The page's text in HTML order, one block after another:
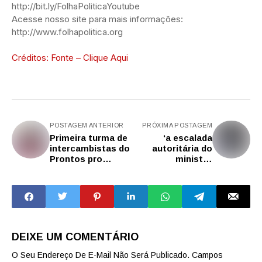
http://bit.ly/FolhaPoliticaYoutube
Acesse nosso site para mais informações:
http://www.folhapolitica.org
Créditos: Fonte – Clique Aqui
POSTAGEM ANTERIOR
Primeira turma de
intercambistas do
Prontos pro
domingo (6) em SP
PRÓXIMA POSTAGEM
‘a escalada
autoritária do
ministro
parar’
DEIXE UM COMENTÁRIO
O Seu Endereço De E-Mail Não Será Publicado. Campos